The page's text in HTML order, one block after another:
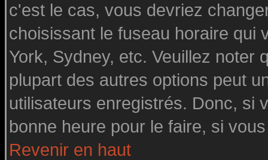
c'est le cas, vous devriez
choisissant le fuseau horaire qui
York, Sydney, etc. Veuillez noter
plupart des autres options peut
utilisateurs enregistrés. Donc, si
bonne heure pour le faire, si
Revenir en haut